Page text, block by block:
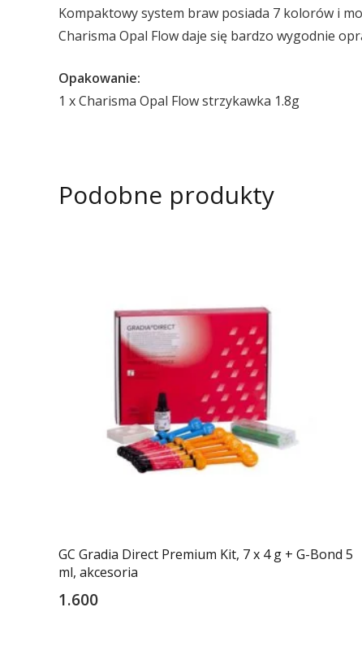
Kompaktowy system braw posiada 7 kolorów i
Charisma Opal Flow daje się bardzo wygodnie
Opakowanie:
1 x Charisma Opal Flow strzykawka 1.8g
Podobne produkty
GC Gradia Direct Premium Kit, 7 x 4 g + G-Bond 5
ml, akcesoria
1.600